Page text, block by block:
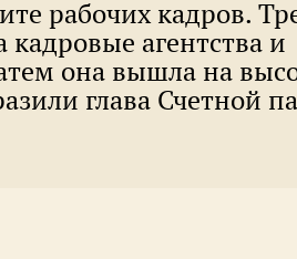
рабочих кадров.
агентства и
она вышла на
глава Счетной